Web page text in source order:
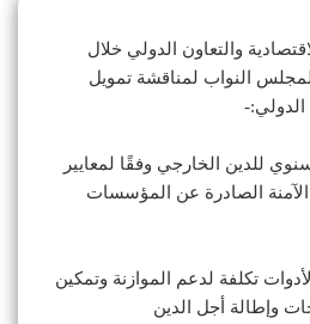
والتعاون الدولي خلال
النواب لمناقشة تمويل
للدين الخارجي وفقًا لمعايير
الآمنة الصادرة عن المؤسسات
تكلفة لدعم الموازنة وتمكين
وإطالة أجل الدين